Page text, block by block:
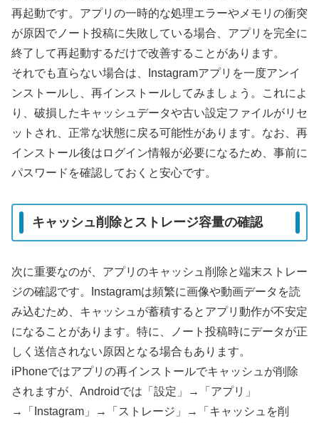
再起動です。アプリの一時的な処理エラーやメモリの衝突
が原因でノート投稿に失敗している場合、アプリを完全に
終了して再起動するだけで改善することがあります。
それでも直らない場合は、Instagramアプリを一度アンイ
ンストールし、再インストールしてみましょう。これによ
り、破損したキャッシュデータや古い設定ファイルがリセ
ットされ、正常な状態に戻る可能性があります。なお、再
インストール後はログイン情報が必要になるため、事前に
パスワードを確認しておくと安心です。
キャッシュ削除とストレージ容量の確認
次に重要なのが、アプリのキャッシュ削除と端末ストレー
ジの確認です。Instagramは頻繁に画像や動画データを読
み込むため、キャッシュが蓄積するとアプリ動作が不安定
になることがあります。特に、ノート投稿時にデータが正
しく送信されない原因となる場合もあります。
iPhoneではアプリの再インストールでキャッシュが削除
されますが、Androidでは「設定」→「アプリ」
→「Instagram」→「ストレージ」→「キャッシュを削